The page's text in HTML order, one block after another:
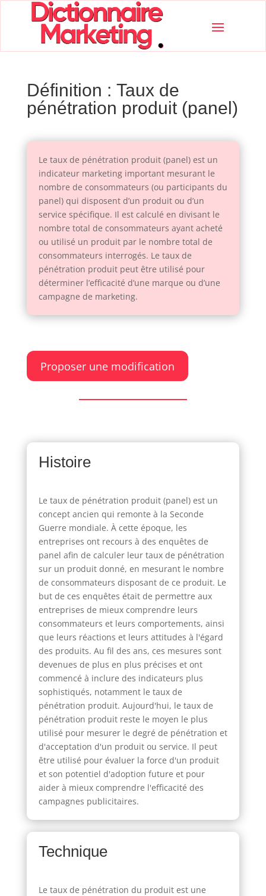
Définition : Taux de
pénétration produit (panel)
Le taux de pénétration produit (panel) est un
indicateur marketing important mesurant le
nombre de consommateurs (ou participants du
panel) qui disposent d’un produit ou d’un
service spécifique. Il est calculé en divisant le
nombre total de consommateurs ayant acheté
ou utilisé un produit par le nombre total de
consommateurs interrogés. Le taux de
pénétration produit peut être utilisé pour
déterminer l’efficacité d’une marque ou d’une
campagne de marketing.
Proposer une modification
Histoire
Le taux de pénétration produit (panel) est un
concept ancien qui remonte à la Seconde
Guerre mondiale. À cette époque, les
entreprises ont recours à des enquêtes de
panel afin de calculer leur taux de pénétration
sur un produit donné, en mesurant le nombre
de consommateurs disposant de ce produit. Le
but de ces enquêtes était de permettre aux
entreprises de mieux comprendre leurs
consommateurs et leurs comportements, ainsi
que leurs réactions et leurs attitudes à l'égard
des produits. Au fil des ans, ces mesures sont
devenues de plus en plus précises et ont
commencé à inclure des indicateurs plus
sophistiqués, notamment le taux de
pénétration produit. Aujourd'hui, le taux de
pénétration produit reste le moyen le plus
utilisé pour mesurer le degré de pénétration et
d'acceptation d'un produit ou service. Il peut
être utilisé pour évaluer la force d'un produit
et son potentiel d'adoption future et pour
aider à mieux comprendre l'efficacité des
campagnes publicitaires.
Technique
Le taux de pénétration du produit est une